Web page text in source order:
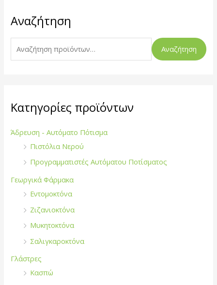
Αναζήτηση
ν
ή
σ
γ
Αναζήτηση
Κατηγορίες προϊόντων
Άδρευση - Αυτόματο Πότισμα
Πιστόλια Νερού
Προγραμματιστές Αυτόματου Ποτίσματος
Γεωργικά Φάρμακα
Εντομοκτόνα
Ζιζανιοκτόνα
Μυκητοκτόνα
Σαλιγκαροκτόνα
Γλάστρες
Κασπώ